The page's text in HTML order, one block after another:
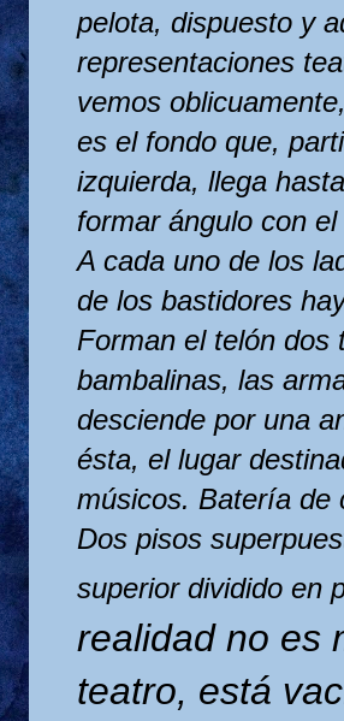
pelota, dispuesto y
representaciones
vemos
es el fondo que,
izquierda, llega
formar ángulo con
A cada uno de los
de los bastidores
Forman el telón dos
bambalinas, las
desciende por una
ésta, el lugar
músicos. Batería de
Dos pisos
superior dividido en
realidad no es
teatro, está